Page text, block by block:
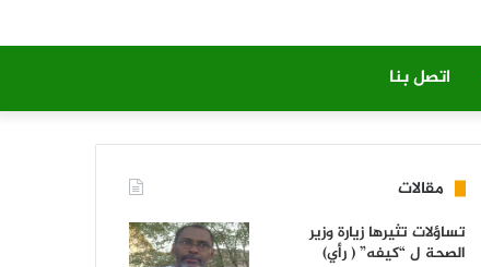
اتصل بنا
مقالات
تساؤلات تثيرها زيارة وزير
الصحة ل “كيفه” ( رأي)